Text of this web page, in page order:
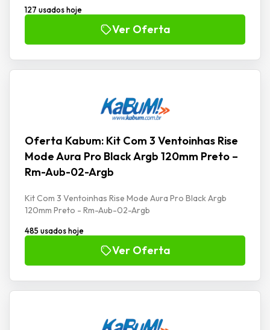
127 usados hoje
Ver Oferta
Oferta Kabum: Kit Com 3 Ventoinhas Rise
Mode Aura Pro Black Argb 120mm Preto –
Rm-Aub-02-Argb
Kit Com 3 Ventoinhas Rise Mode Aura Pro Black Argb
120mm Preto - Rm-Aub-02-Argb
485 usados hoje
Ver Oferta